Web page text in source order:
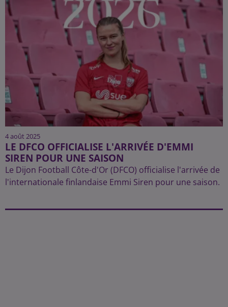
4 août 2025
LE DFCO OFFICIALISE L'ARRIVÉE D'EMMI
SIREN POUR UNE SAISON
Le Dijon Football Côte-d'Or (DFCO) officialise l'arrivée de
l'internationale finlandaise Emmi Siren pour une saison.